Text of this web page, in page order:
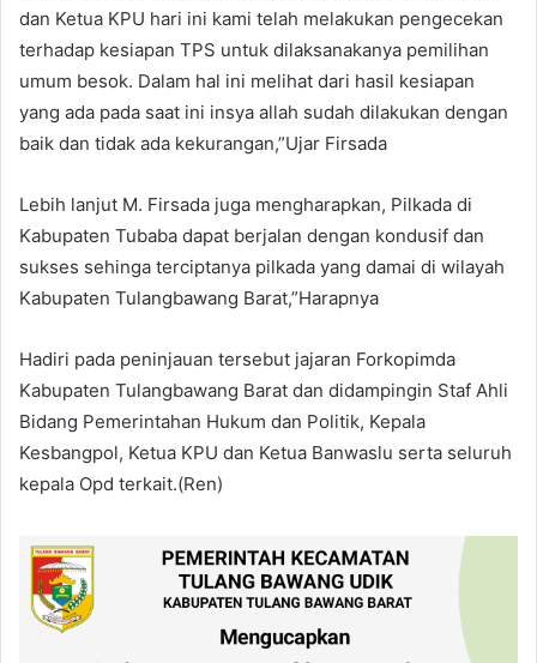
dan Ketua KPU hari ini kami telah melakukan pengecekan
terhadap kesiapan TPS untuk dilaksanakanya pemilihan
umum besok. Dalam hal ini melihat dari hasil kesiapan
yang ada pada saat ini insya allah sudah dilakukan dengan
baik dan tidak ada kekurangan,”Ujar Firsada
Lebih lanjut M. Firsada juga mengharapkan, Pilkada di
Kabupaten Tubaba dapat berjalan dengan kondusif dan
sukses sehinga terciptanya pilkada yang damai di wilayah
Kabupaten Tulangbawang Barat,”Harapnya
Hadiri pada peninjauan tersebut jajaran Forkopimda
Kabupaten Tulangbawang Barat dan didampingin Staf Ahli
Bidang Pemerintahan Hukum dan Politik, Kepala
Kesbangpol, Ketua KPU dan Ketua Banwaslu serta seluruh
kepala Opd terkait.(Ren)